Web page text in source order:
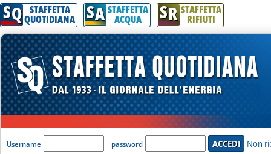
Attenzione! Esegui l'accesso per lèggere interamente la notizia.
SQ STAFFETTA
QUOTIDIANA SA STAFFETTA
ACQUA SR STAFFETTA
RIFIUTI
'Modulo Login per accedere'
Username password Non